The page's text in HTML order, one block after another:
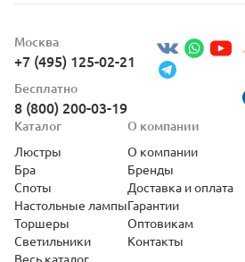
Москва
+7 (495) 125-02-21
Бесплатно
8 (800) 200-03-19
Каталог
Люстры
Бра
Споты
Настольные лампы
Торшеры
Светильники
Весь каталог
О компании
О компании
Бренды
Доставка и оплата
Гарантии
Оптовикам
Контакты